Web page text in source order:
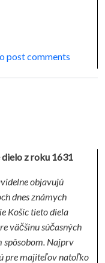
post comments
z roku 1631
objavujú
dnes známych
Košíc tieto diela
väčšinu súčasných
spôsobom. Najprv
pre majiteľov natoľko